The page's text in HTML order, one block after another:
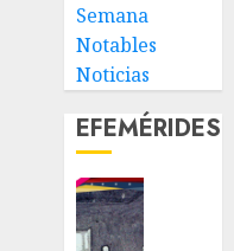
Semana
Notables
Noticias
EFEMÉRIDES